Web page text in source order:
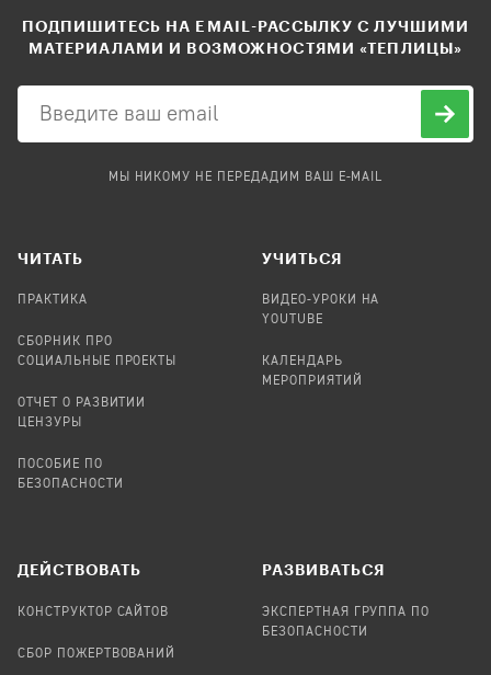
ПОДПИШИТЕСЬ НА EMAIL-РАССЫЛКУ С ЛУЧШИМИ
МАТЕРИАЛАМИ И ВОЗМОЖНОСТЯМИ «ТЕПЛИЦЫ»
МЫ НИКОМУ НЕ ПЕРЕДАДИМ ВАШ E-MAIL
ЧИТАТЬ
ПРАКТИКА
СБОРНИК ПРО
СОЦИАЛЬНЫЕ ПРОЕКТЫ
ОТЧЕТ О РАЗВИТИИ
ЦЕНЗУРЫ
ПОСОБИЕ ПО
БЕЗОПАСНОСТИ
УЧИТЬСЯ
ВИДЕО-УРОКИ НА
YOUTUBE
КАЛЕНДАРЬ
МЕРОПРИЯТИЙ
ДЕЙСТВОВАТЬ
КОНСТРУКТОР САЙТОВ
СБОР ПОЖЕРТВОВАНИЙ
РАЗВИВАТЬСЯ
ЭКСПЕРТНАЯ ГРУППА ПО
БЕЗОПАСНОСТИ